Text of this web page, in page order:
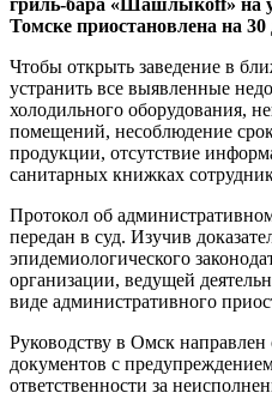
Томске приостановлена на 30
Чтобы открыть заведение в
устранить все выявленные
холодильного оборудования,
помещений, несоблюдение
продукции, отсутствие
санитарных книжках
Протокол об
передан в суд. Изучив
эпидемиологического
организации, ведущей
виде административного
Руководству в Омск
документов с
ответственности за